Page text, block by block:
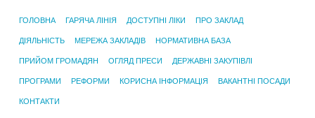
ГОЛОВНА ГАРЯЧА ЛІНІЯ ДОСТУПНІ ЛІКИ ПРО ЗАКЛАД
ДІЯЛЬНІСТЬ МЕРЕЖА ЗАКЛАДІВ НОРМАТИВНА БАЗА
ПРИЙОМ ГРОМАДЯН ОГЛЯД ПРЕСИ ДЕРЖАВНІ ЗАКУПІВЛІ
ПРОГРАМИ РЕФОРМИ КОРИСНА ІНФОРМАЦІЯ ВАКАНТНІ ПОСАДИ
КОНТАКТИ